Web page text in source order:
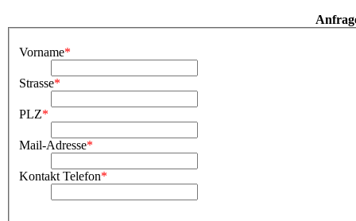
Vorname*
Strasse*
PLZ*
Mail-Adresse*
Kontakt Telefon*